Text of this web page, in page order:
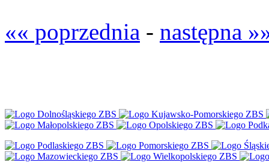
«« poprzednia - następna